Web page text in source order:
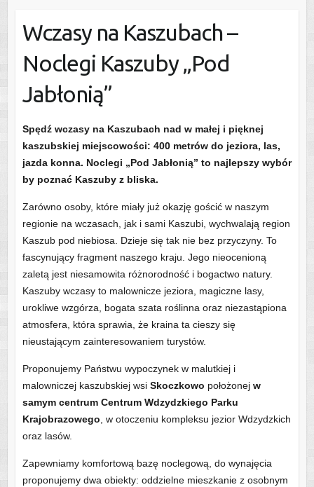
Wczasy na Kaszubach –
Noclegi Kaszuby „Pod
Jabłonią”
Spędź wczasy na Kaszubach nad w małej i pięknej
kaszubskiej miejscowości: 400 metrów do jeziora, las,
jazda konna. Noclegi „Pod Jabłonią” to najlepszy wybór
by poznać Kaszuby z bliska.
Zarówno osoby, które miały już okazję gościć w naszym
regionie na wczasach, jak i sami Kaszubi, wychwalają region
Kaszub pod niebiosa. Dzieje się tak nie bez przyczyny. To
fascynujący fragment naszego kraju. Jego nieocenioną
zaletą jest niesamowita różnorodność i bogactwo natury.
Kaszuby wczasy to malownicze jeziora, magiczne lasy,
urokliwe wzgórza, bogata szata roślinna oraz niezastąpiona
atmosfera, która sprawia, że kraina ta cieszy się
nieustającym zainteresowaniem turystów.
Proponujemy Państwu wypoczynek w malutkiej i
malowniczej kaszubskiej wsi Skoczkowo położonej w
samym centrum Centrum Wdzydzkiego Parku
Krajobrazowego , w otoczeniu kompleksu jezior Wdzydzkich
oraz lasów.
Zapewniamy komfortową bazę noclegową, do wynajęcia
proponujemy dwa obiekty: oddzielne mieszkanie z osobnym